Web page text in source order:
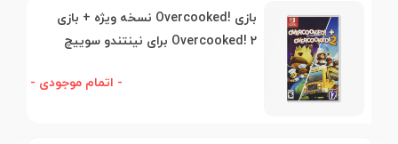
بازی !Overcooked نسخه ویژه + بازی
Overcooked! 2 برای نینتندو سوییچ
- اتمام موجودی -